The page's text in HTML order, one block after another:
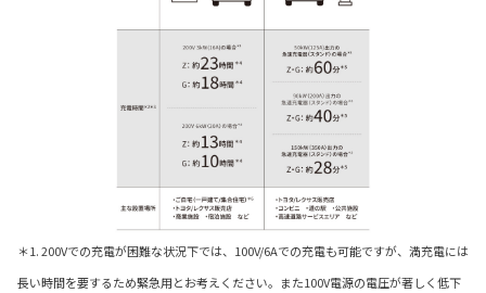
＊1. 200Vでの充電が困難な状況下では、100V/6Aでの充電も可能ですが、満充電には
長い時間を要するため緊急用とお考えください。また100V電源の電圧が著しく低下